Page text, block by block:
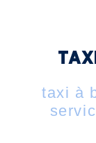
taxi à